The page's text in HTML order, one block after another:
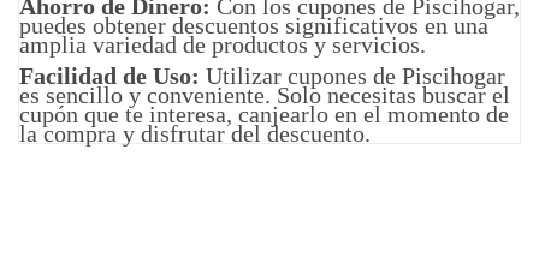
Ahorro de Dinero: Con los cupones de Piscihogar,
puedes obtener descuentos significativos en una
amplia variedad de productos y servicios.
Facilidad de Uso: Utilizar cupones de Piscihogar
es sencillo y conveniente. Solo necesitas buscar el
cupón que te interesa, canjearlo en el momento de
la compra y disfrutar del descuento.